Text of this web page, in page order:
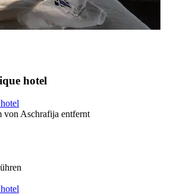
hotel
von Aschrafija entfernt